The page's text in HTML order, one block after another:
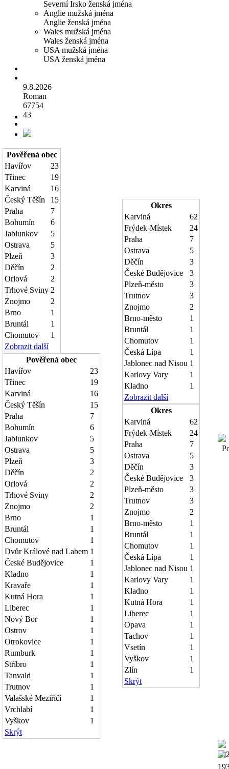
Severní Irsko ženská jména
Anglie mužská jména
Anglie ženská jména
Wales mužská jména
Wales ženská jména
USA mužská jména
USA ženská jména
9.8.2026
Roman
67754
43
Pověřená obec
Havířov
23
Třinec
19
Karviná
16
Český Těšín
15
Praha
7
Bohumín
6
Jablunkov
5
Ostrava
5
Plzeň
3
Děčín
2
Orlová
2
Trhové Sviny 2
Znojmo
2
Brno
1
Bruntál
1
Chomutov
1
Zobrazit další
Pověřená obec
Havířov
23
Třinec
19
Karviná
16
Český Těšín
15
Praha
7
Bohumín
6
Jablunkov
5
Ostrava
5
Plzeň
3
Děčín
2
Orlová
2
Trhové Sviny
2
Znojmo
2
Brno
1
Bruntál
1
Chomutov
1
Dvůr Králové nad Labem 1
České Budějovice
1
Kladno
1
Kravaře
1
Kutná Hora
1
Liberec
1
Nový Bor
1
Ostrov
1
Otrokovice
1
Rumburk
1
Stříbro
1
Tanvald
1
Trutnov
1
Valašské Meziříčí
1
Vrchlabí
1
Vyškov
1
Skrýt
Okres
Karviná
62
Frýdek-Místek
24
Praha
7
Ostrava
5
Děčín
3
České Budějovice
3
Plzeň-město
3
Trutnov
3
Znojmo
2
Brno-město
1
Bruntál
1
Chomutov
1
Česká Lípa
1
Jablonec nad Nisou 1
Karlovy Vary
1
Kladno
1
Zobrazit další
Okres
Karviná
62
Frýdek-Místek
24
Praha
7
Ostrava
5
Děčín
3
České Budějovice
3
Plzeň-město
3
Trutnov
3
Znojmo
2
Brno-město
1
Bruntál
1
Chomutov
1
Česká Lípa
1
Jablonec nad Nisou 1
Karlovy Vary
1
Kladno
1
Kutná Hora
1
Liberec
1
Opava
1
Tachov
1
Vsetín
1
Vyškov
1
Zlín
1
Skrýt